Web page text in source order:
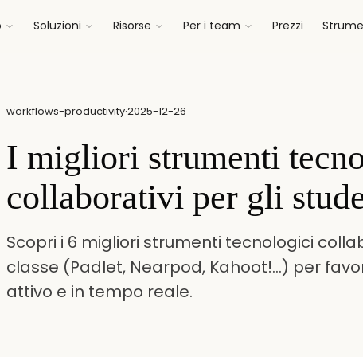
Soluzioni Risorse Per i team Prezzi
workflows-productivity·2025-12-26
I migliori strumenti
collaborativi per gli
Scopri i 6 migliori strumenti tecnologici
classe (Padlet, Nearpod, Kahoot!…) per
attivo e in tempo reale.